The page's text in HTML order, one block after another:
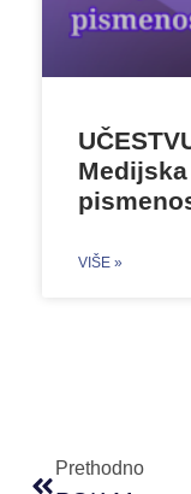
VIŠE »
Prethodno